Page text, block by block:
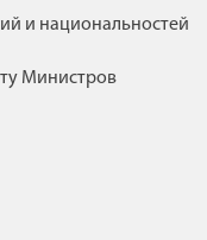
и национальностей
Министров